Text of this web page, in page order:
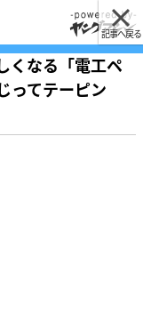
記事へ戻る
くなる「電工ペ
ってテーピン